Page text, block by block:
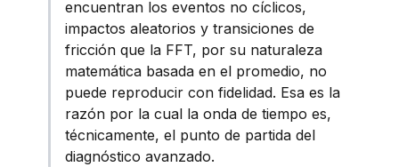
encuentran los eventos no cíclicos,
impactos aleatorios y transiciones de
fricción que la FFT, por su naturaleza
matemática basada en el promedio, no
puede reproducir con fidelidad. Esa es la
razón por la cual la onda de tiempo es,
técnicamente, el punto de partida del
diagnóstico avanzado.